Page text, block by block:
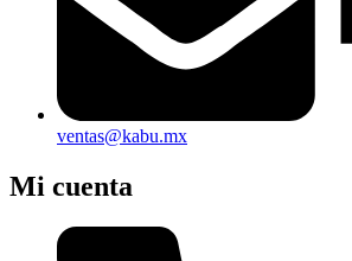
ventas@kabu.mx
Mi cuenta